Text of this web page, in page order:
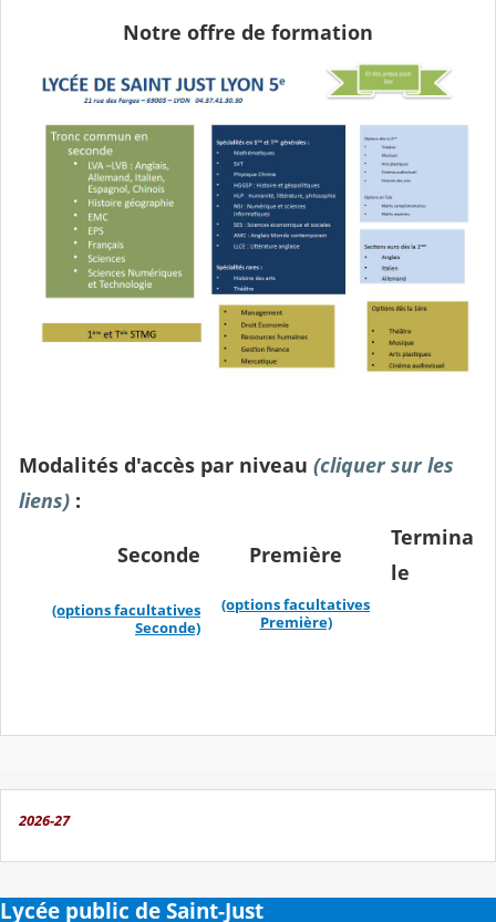
Notre offre de formation
Modalités d'accès par niveau (cliquer sur les
liens) :
Seconde Première
Termina
le
(options facultatives
Seconde)
(options facultatives
Première)
2026-27
Lycée public de Saint-Just